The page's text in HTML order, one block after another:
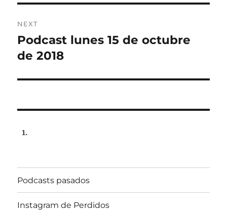
NEXT
Next
post:
Podcast lunes 15 de octubre
de 2018
Podcasts pasados
Instagram de Perdidos